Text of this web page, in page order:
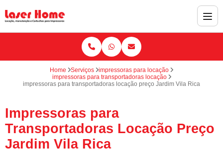
Home Serviços
impressoras para locação
impressoras para transportadoras locação
impressoras para transportadoras locação preço Jardim Vila Rica
Impressoras para
Transportadoras Locação Preço
Jardim Vila Rica